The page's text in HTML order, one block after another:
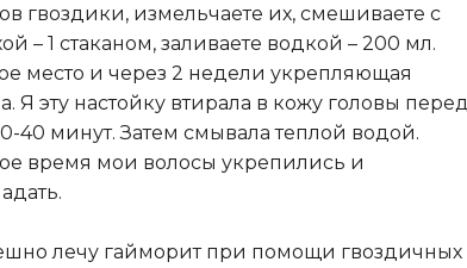
гвоздики, измельчаете их, смешиваете с
– 1 стаканом, заливаете водкой – 200 мл.
место и через 2 недели укрепляющая
Я эту настойку втирала в кожу головы перед
40 минут. Затем смывала теплой водой.
время мои волосы укрепились и
лечу гайморит при помощи гвоздичных